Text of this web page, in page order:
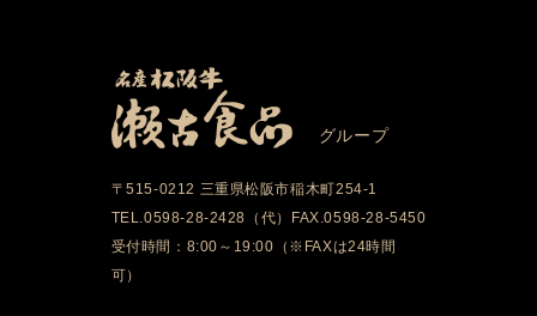
グループ
〒515-0212 三重県松阪市稲木町254-1
TEL.0598-28-2428（代）FAX.0598-28-5450
受付時間：8:00～19:00（※FAXは24時間
可）